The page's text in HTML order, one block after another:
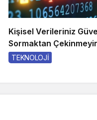
Kişisel Verileriniz
Sormaktan
TEKNOLOJİ